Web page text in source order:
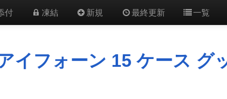
付 凍結 新規 最終更新 一覧
イフォーン 15 ケース グ